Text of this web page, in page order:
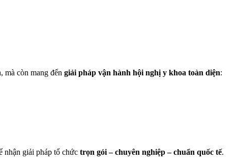
mà còn mang đến giải pháp vận hành hội nghị y khoa toàn diện:
nhận giải pháp tổ chức trọn gói – chuyên nghiệp – chuẩn quốc tế.